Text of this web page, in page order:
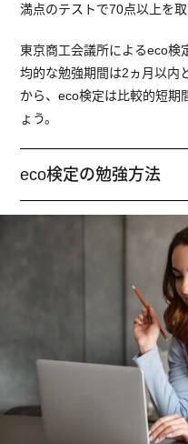
満点のテストで70点以上を取
東京商工会議所によるeco検
均的な勉強期間は2ヵ月以内
から、eco検定は比較的短期
ょう。
eco検定の勉強方法